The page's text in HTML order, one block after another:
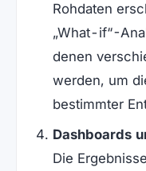
Rohdaten
„What-if“-
denen
werden, um
bestimmter
Dashboards
Die